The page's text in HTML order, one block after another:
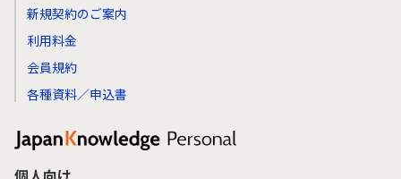
新規契約のご案内
利用料金
会員規約
各種資料／申込書